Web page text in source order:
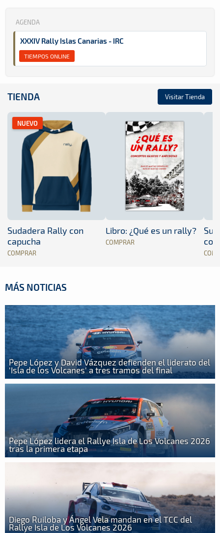
AGENDA
XXXIV Rally Islas Canarias - IRC
TIEMPOS ONLINE
TIENDA Visitar Tienda
NUEVO
Sudadera Rally con
capucha
COMPRAR
Libro: ¿Qué es un rally?
COMPRAR
MÁS NOTICIAS
Pepe López y David Vázquez defienden el liderato del
'Isla de los Volcanes' a tres tramos del final
Pepe López lidera el Rallye Isla de Los Volcanes 2026
tras la primera etapa
Diego Ruiloba y Ángel Vela mandan en el TCC del
Rallye Isla de Los Volcanes 2026